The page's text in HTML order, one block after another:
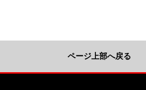
ページ上部へ戻る